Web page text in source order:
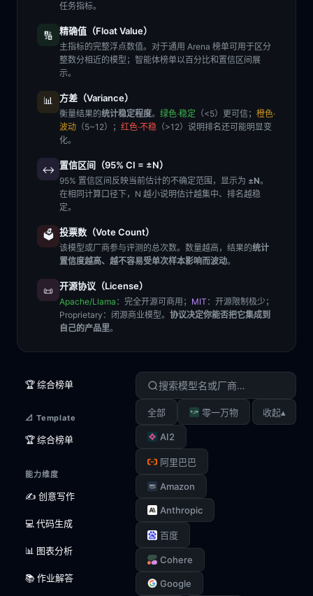
任务指标。
🔢 精确值（Float Value）
主指标的完整浮点数值。对于通用 Arena 榜单可用于区分
整数分相近的模型；智能体榜单以百分比和置信区间展
示。
📊 方差（Variance）
衡量结果的统计稳定程度。 绿色·稳定 （<5）更可信； 橙色·
波动 （5~12）； 红色·不稳 （>12）说明排名还可能明显变
化。
↔️ 置信区间（95% CI = ±N）
95% 置信区间反映当前估计的不确定范围，显示为 ±N。
在相同计算口径下，N 越小说明估计越集中、排名越稳
定。
🗳️ 投票数（Vote Count）
该模型或厂商参与评测的总次数。数量越高，结果的统计
置信度越高、越不容易受单次样本影响而波动。
📜 开源协议（License）
Apache/Llama ：完全开源可商用； MIT ：开源限制极少；
Proprietary ：闭源商业模型。 协议决定你能否把它集成到
自己的产品里。
🏆 综合榜单
📐 Template
🏆 综合榜单
能力维度
✍️ 创意写作
💻 代码生成
📊 图表分析
📚 作业解答
全部 零一万物
AI2
阿里巴巴
Amazon
Anthropic
百度
Cohere
Google
收起▴